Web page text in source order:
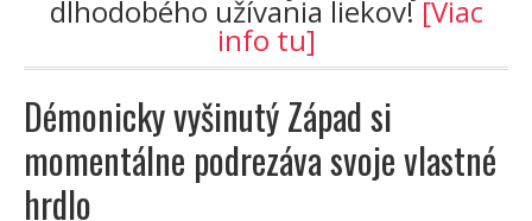
dlhodobého užívania liekov![Viac
info tu]
Démonicky vyšinutý Západ si
momentálne podrezáva svoje vlastné
hrdlo